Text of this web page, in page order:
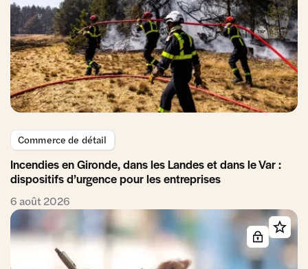
Commerce de détail
Incendies en Gironde, dans les Landes et dans le Var :
dispositifs d’urgence pour les entreprises
6 août 2026